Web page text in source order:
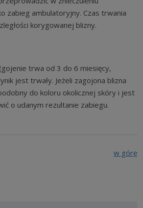
zabieg ambulatoryjny. Czas trwania
korygowanej blizny.
trwa od 3 do 6 miesięcy,
jest trwały. Jeżeli zagojona blizna
do koloru okolicznej skóry i jest
o udanym rezultanie zabiegu.
w górę